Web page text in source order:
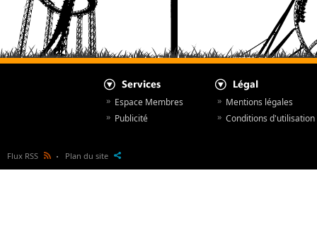
Flux RSS Plan du site
Mentions légales
Conditions d'utilisation
Espace Membres
Publicité